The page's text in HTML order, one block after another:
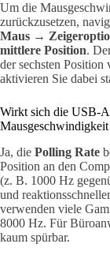
Um die
zurückzusetzen,
Maus →
mittlere Position.
der sechsten
aktivieren Sie dabei
Wirkt sich die USB-
Mausgeschwindigkeit
Ja, die Polling Rate
Position an den
(z. B. 1000 Hz
und
verwenden viele
8000 Hz. Für
kaum spürbar.